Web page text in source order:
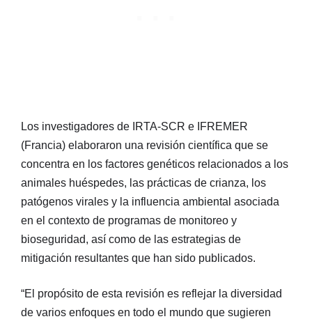
Los investigadores de IRTA‐SCR e IFREMER
(Francia) elaboraron una revisión científica que se
concentra en los factores genéticos relacionados a los
animales huéspedes, las prácticas de crianza, los
patógenos virales y la influencia ambiental asociada
en el contexto de programas de monitoreo y
bioseguridad, así como de las estrategias de
mitigación resultantes que han sido publicados.
“El propósito de esta revisión es reflejar la diversidad
de varios enfoques en todo el mundo que sugieren